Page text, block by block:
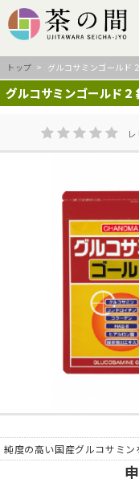
トップ > グルコサミンゴールド
グルコサミンゴールド２
純度の高い国産グルコサミン